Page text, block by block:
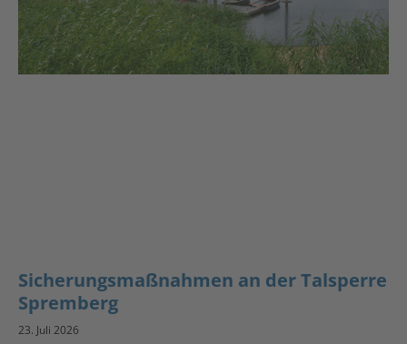
Sicherungsmaßnahmen an der Talsperre
Spremberg
23. Juli 2026